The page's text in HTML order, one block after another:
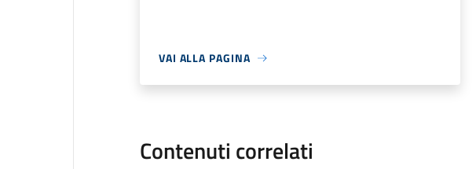
VAI ALLA PAGINA
Contenuti correlati